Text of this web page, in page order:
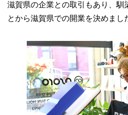
滋賀県の企業との取引もあり、馴
とから滋賀県での開業を決めまし